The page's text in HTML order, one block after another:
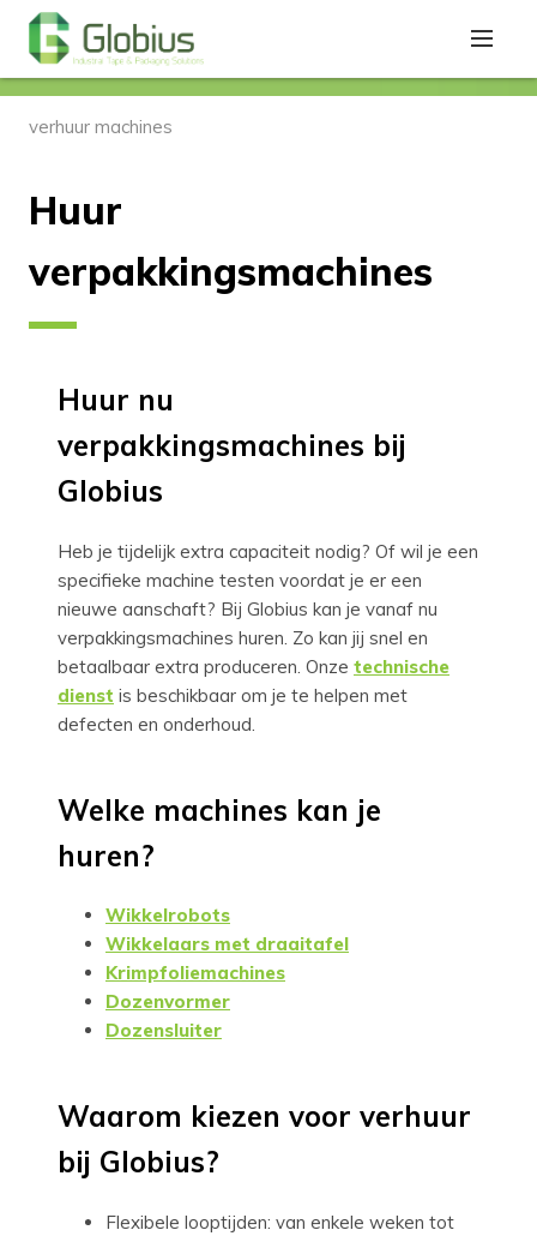
verhuur machines
Huur
verpakkingsmachines
Huur nu
verpakkingsmachines bij
Globius
Heb je tijdelijk extra capaciteit nodig? Of wil je een
specifieke machine testen voordat je er een
nieuwe aanschaft? Bij Globius kan je vanaf nu
verpakkingsmachines huren. Zo kan jij snel en
betaalbaar extra produceren. Onze technische
dienst is beschikbaar om je te helpen met
defecten en onderhoud.
Welke machines kan je
huren?
Wikkelrobots
Wikkelaars met draaitafel
Krimpfoliemachines
Dozenvormer
Dozensluiter
Waarom kiezen voor verhuur
bij Globius?
Flexibele looptijden: van enkele weken tot